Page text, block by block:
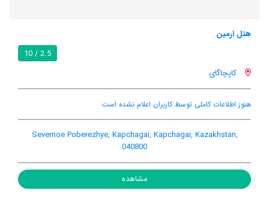
هتل ارمین
2.5 / 10
کاپچاگای
هنوز اطلاعات کاملی توسط کاربران اعلام نشده است
Severnoe Poberezhye, Kapchagai, Kapchagai, Kazakhstan,
040800
مشاهده